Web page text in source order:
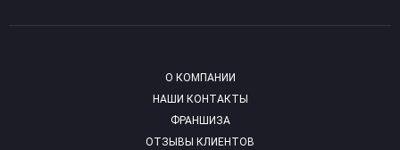
О КОМПАНИИ
НАШИ КОНТАКТЫ
ФРАНШИЗА
ОТЗЫВЫ КЛИЕНТОВ